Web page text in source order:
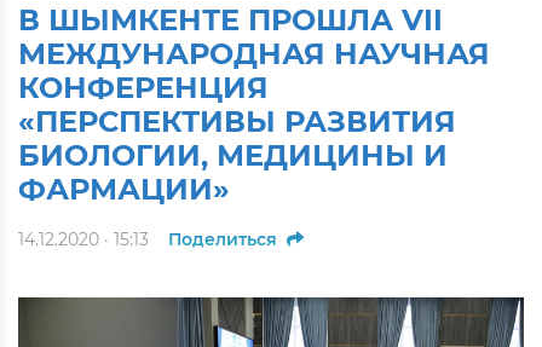
В ШЫМКЕНТЕ ПРОШЛА VII
МЕЖДУНАРОДНАЯ НАУЧНАЯ
КОНФЕРЕНЦИЯ
«ПЕРСПЕКТИВЫ РАЗВИТИЯ
БИОЛОГИИ, МЕДИЦИНЫ И
ФАРМАЦИИ»
14.12.2020 · 15:13 Поделиться